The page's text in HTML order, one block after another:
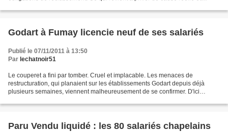
Godart à Fumay licencie neuf de ses salariés
Publié le 07/11/2011 à 13:50
Par lechatnoir51
Le couperet a fini par tomber. Cruel et implacable. Les menaces de
restructuration, qui planaient sur les établissements Godart depuis déjà
plusieurs semaines, viennent malheureusement de se confirmer. D'ici
Paru Vendu liquidé : les 80 salariés chapelains